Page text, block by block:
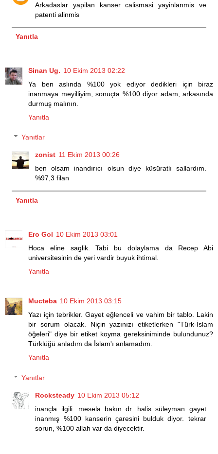
Arkadaslar yapilan kanser calismasi yayinlanmis ve
patenti alinmis
Yanıtla
Sinan Ug. 10 Ekim 2013 02:22
Ya ben aslında %100 yok ediyor dedikleri için biraz
inanmaya meyilliyim, sonuçta %100 diyor adam, arkasında
durmuş malının.
Yanıtla
Yanıtlar
zonist 11 Ekim 2013 00:26
ben olsam inandırıcı olsun diye küsüratlı sallardım.
%97,3 filan
Yanıtla
Ero Gol 10 Ekim 2013 03:01
Hoca eline saglik. Tabi bu dolaylama da Recep Abi
universitesinin de yeri vardir buyuk ihtimal.
Yanıtla
Mucteba 10 Ekim 2013 03:15
Yazı için tebrikler. Gayet eğlenceli ve vahim bir tablo. Lakin
bir sorum olacak. Niçin yazınızı etiketlerken "Türk-İslam
öğeleri" diye bir etiket koyma gereksiniminde bulundunuz?
Türklüğü anladım da İslam'ı anlamadım.
Yanıtla
Yanıtlar
Rocksteady 10 Ekim 2013 05:12
inançla ilgili. mesela bakın dr. halis süleyman gayet
inanmış %100 kanserin çaresini bulduk diyor. tekrar
sorun, %100 allah var da diyecektir.